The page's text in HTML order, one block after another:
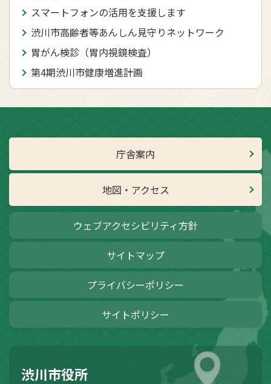
スマートフォンの活用を支援します
渋川市高齢者等あんしん見守りネットワーク
胃がん検診（胃内視鏡検査）
第4期渋川市健康増進計画
庁舎案内
地図・アクセス
ウェブアクセシビリティ方針
サイトマップ
プライバシーポリシー
サイトポリシー
渋川市役所